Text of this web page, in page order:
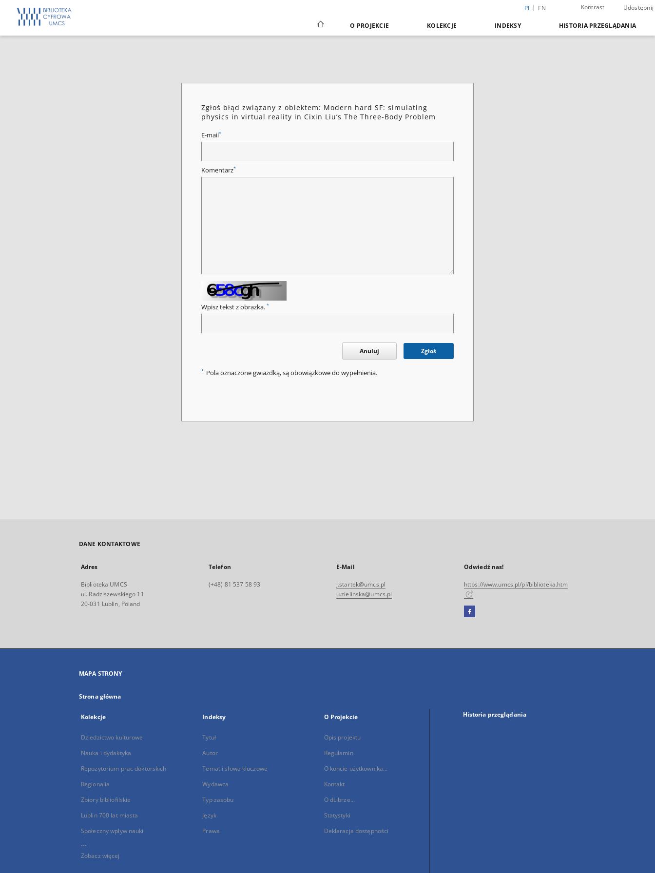
PL EN Kontrast Udostępnij
O PROJEKCIE KOLEKCJE INDEKSY HISTORIA PRZEGLĄDANIA
Zgłoś błąd związany z obiektem: Modern hard SF: simulating
physics in virtual reality in Cixin Liu’s The Three-Body Problem
E-mail*
Komentarz*
Wpisz tekst z obrazka. *
Anuluj Zgłoś
* Pola oznaczone gwiazdką, są obowiązkowe do wypełnienia.
DANE KONTAKTOWE
Adres
Biblioteka UMCS
ul. Radziszewskiego 11
20-031 Lublin, Poland
Telefon
(+48) 81 537 58 93
E-Mail
j.startek@umcs.pl
u.zielinska@umcs.pl
Odwiedź nas!
https://www.umcs.pl/pl/biblioteka.htm
Facebook
się
MAPA STRONY
Strona główna
Kolekcje
Dziedzictwo kulturowe
Nauka i dydaktyka
Repozytorium prac doktorskich
Regionalia
Zbiory bibliofilskie
Lublin 700 lat miasta
Społeczny wpływ nauki
...
Zobacz więcej
Indeksy
Tytuł
Autor
Temat i słowa kluczowe
Wydawca
Typ zasobu
Język
Prawa
O Projekcie
Opis projektu
Regulamin
O koncie użytkownika...
Kontakt
O dLibrze...
Statystyki
Deklaracja dostępności
Historia przeglądania